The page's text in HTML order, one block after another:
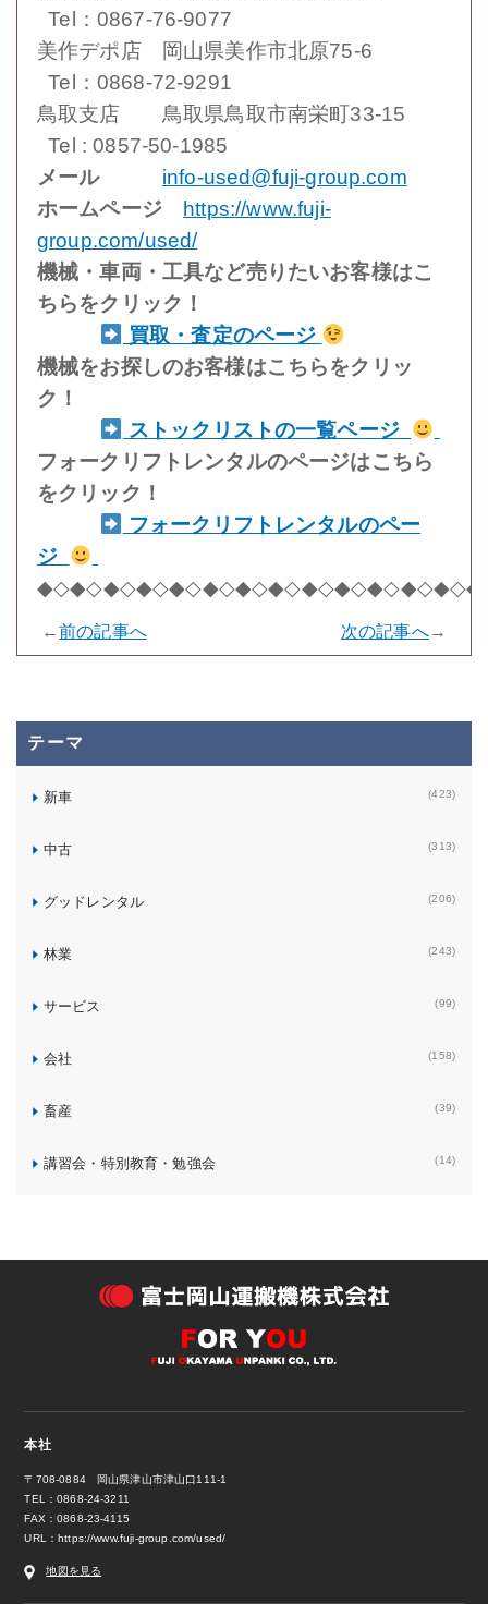
Tel：0867-76-9077
美作デポ店 岡山県美作市北原75-6
Tel：0868-72-9291
鳥取支店 鳥取県鳥取市南栄町33-15
Tel : 0857-50-1985
メール info-used@fuji-group.com
ホームページ
https://www.fuji-
group.com/used/
機械・車両・工具など売りたいお客様はこ
ちらをクリック！
買取・査定のページ
機械をお探しのお客様はこちらをクリッ
ク！
ストックリストの一覧ページ
フォークリフトレンタルのページはこちら
をクリック！
フォークリフトレンタルのペー
ジ
←前の記事へ 次の記事へ→
テーマ
新車 (423)
中古 (313)
グッドレンタル (206)
林業 (243)
サービス (99)
会社 (158)
畜産 (39)
講習会・特別教育・勉強会 (14)
本社
〒708-0884 岡山県津山市津山口111-1
TEL：0868-24-3211
FAX：0868-23-4115
URL：https://www.fuji-group.com/used/
地図を見る